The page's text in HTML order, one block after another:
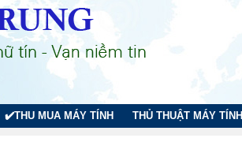
✔️THU MUA MÁY TÍNH THỦ THUẬT MÁY TÍNH